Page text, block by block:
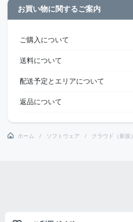
お買い物に関するご案内
ご購入について
送料について
配送予定とエリアについて
返品について
ホーム ソフトウェア クラウド（新規）